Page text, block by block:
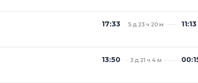
17:33 5 д 23 ч 20 м 11:13
13:50 3 д 21 ч 4 м